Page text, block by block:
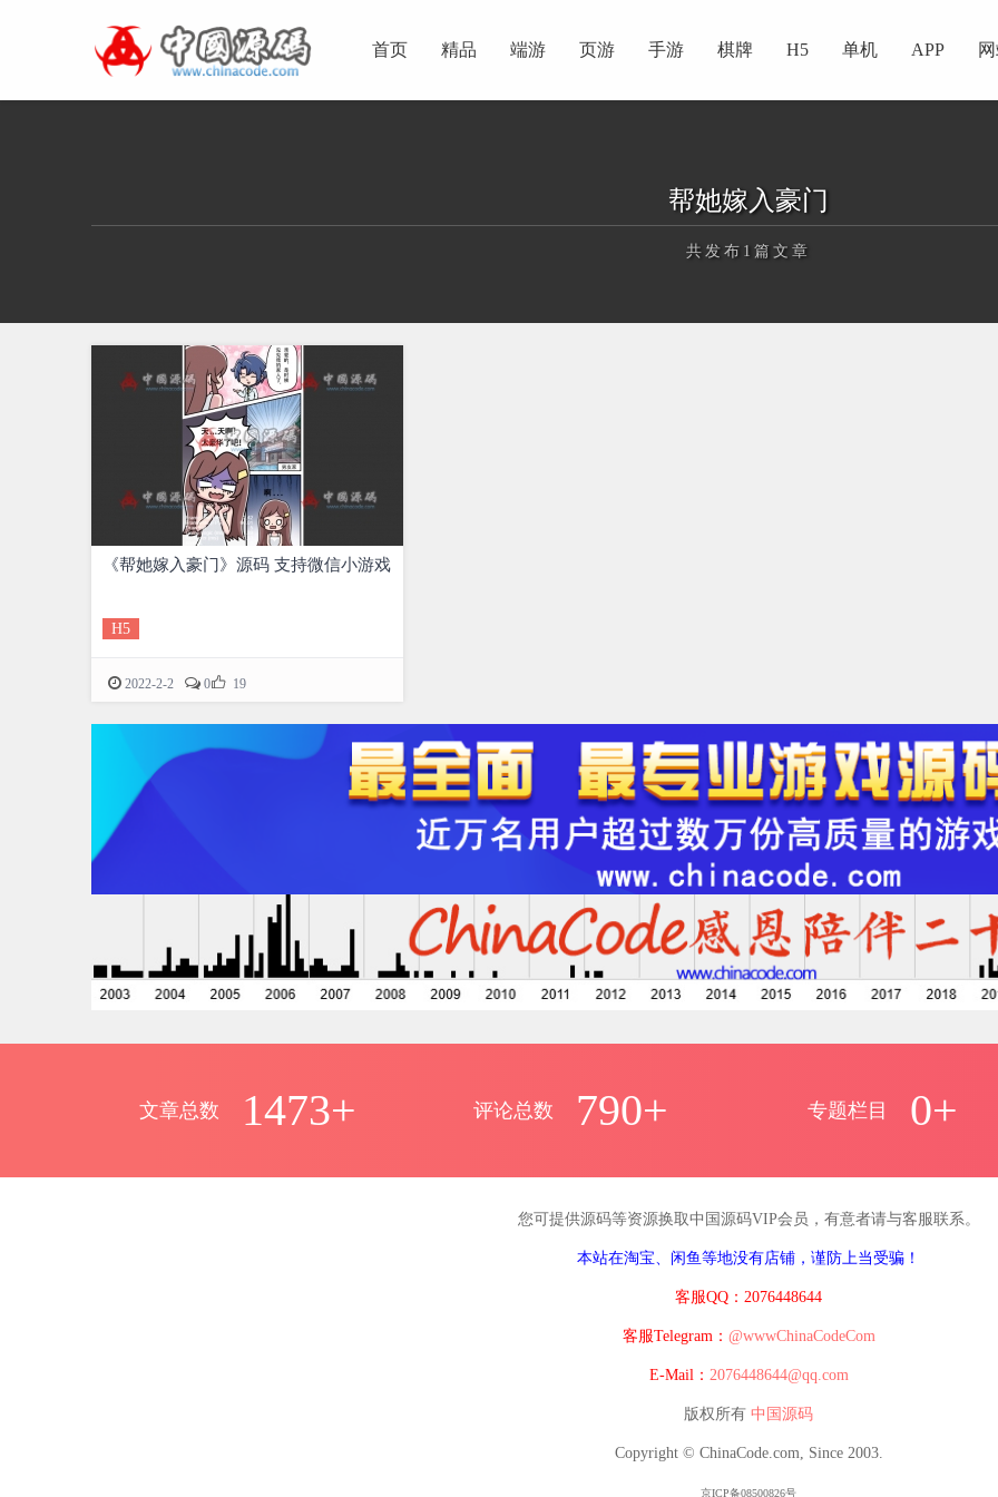
首页 精品 端游 页游 手游 棋牌 H5 单机 APP
帮她嫁入豪门
共发布1篇文章
《帮她嫁入豪门》源码 支持微信小游戏
H5
2022-2-2 0 19
文章总数 1473+ 评论总数 790+ 专题栏目 0+
您可提供源码等资源换取中国源码VIP会员，有意者请与客服联系。
本站在淘宝、闲鱼等地没有店铺，谨防上当受骗！
客服QQ：2076448644
客服Telegram： @wwwChinaCodeCom
E-Mail： 2076448644@qq.com
版权所有 中国源码
Copyright © ChinaCode.com, Since 2003.
京ICP备08500826号